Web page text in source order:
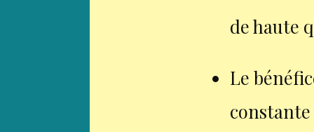
de haute
Le